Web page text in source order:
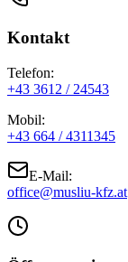
Kontakt
Telefon:
+43 3612 / 24543
Mobil:
+43 664 / 4311345
E-Mail:
office@musliu-kfz.at